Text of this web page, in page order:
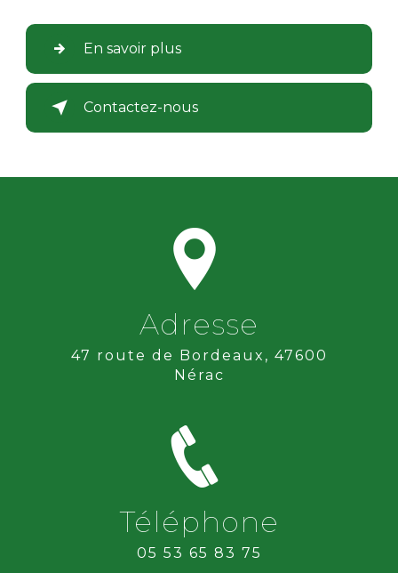
En savoir plus
Contactez-nous
Adresse
47 route de Bordeaux, 47600
Nérac
Téléphone
05 53 65 83 75